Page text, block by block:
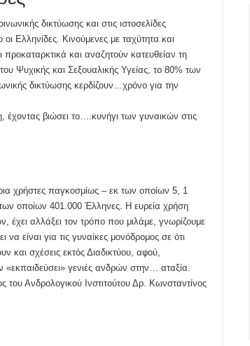
δικτύωσης και στις ιστοσελίδες
Ελληνίδες. Κινούμενες με ταχύτητα και
και αναζητούν κατευθείαν τη
Ψυχικής και Σεξουαλικής Υγείας, το 80% των
δικτύωσης κερδίζουν…χρόνο για την
βιώσει το….κυνήγι των γυναικών στις
χρήστες παγκοσμίως – εκ των οποίων 5, 1
οποίων 401.000 Έλληνες. Η ευρεία χρήση
έχει αλλάξει τον τρόπο που μιλάμε, γνωρίζουμε
είναι για τις γυναίκες μονόδρομος σε ότι
και σχέσεις εκτός Διαδικτύου, αφού,
γενιές ανδρών στην… αταξία.
του Ανδρολογικού Ινστιτούτου Δρ. Κωνσταντίνος